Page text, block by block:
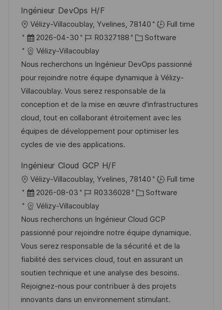
u
n
g
r
ö
f
f
e
n
t
l
i
c
h
u
n
g
Ingénieur DevOps H/F
O
r
t
Vélizy-Villacoublay, Yvelines, 78140
Full time
D
a
t
u
m
d
e
r
V
r
ö
f
f
e
n
t
l
i
c
h
2026-04-30
J
o
b
-
I
D
R0327188
K
t
e
g
o
r
i
Software
Vélizy-Villacoublay
Nous recherchons un Ingénieur DevOps passionné
pour rejoindre notre équipe dynamique à Vélizy-
Villacoublay. Vous serez responsable de la
conception et de la mise en œuvre d'infrastructures
cloud, tout en collaborant étroitement avec les
équipes de développement pour optimiser les
cycles de vie des applications.
Ingénieur Cloud GCP H/F
O
r
t
Vélizy-Villacoublay, Yvelines, 78140
Full time
D
a
t
u
m
d
e
r
V
2026-08-03
J
o
b
-
I
D
R0336028
K
t
e
g
o
r
e
Software
Vélizy-Villacoublay
Nous recherchons un Ingénieur Cloud GCP
passionné pour rejoindre notre équipe dynamique.
Vous serez responsable de la sécurité et de la
fiabilité des services cloud, tout en assurant un
soutien technique et une analyse des besoins.
Rejoignez-nous pour contribuer à des projets
innovants dans un environnement stimulant.